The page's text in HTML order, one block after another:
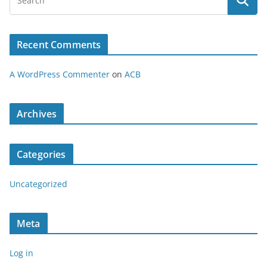
Recent Comments
A WordPress Commenter on ACB
Archives
Categories
Uncategorized
Meta
Log in